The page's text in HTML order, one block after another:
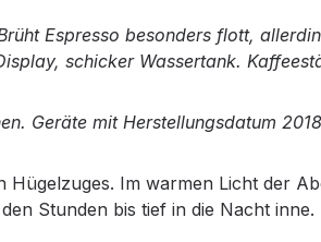
Espresso besonders flott,
schicker Wassertank.
Geräte mit Herstellungsdatum
Hügelzuges. Im warmen Licht der
Stunden bis tief in die Nacht